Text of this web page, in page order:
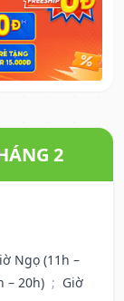
2
Ngọ (11h –
– 20h) ; Giờ